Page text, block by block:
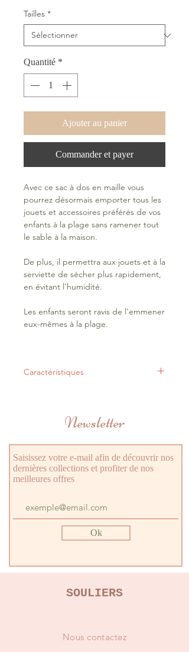
Tailles *
Quantité *
Ajouter au panier
Commander et payer
Avec ce sac à dos en maille vous
pourrez désormais emporter tous les
jouets et accessoires préférés de vos
enfants à la plage sans ramener tout
le sable à la maison.
De plus, il permettra aux jouets et à la
serviette de sécher plus rapidement,
en évitant l'humidité.
Les enfants seront ravis de l'emmener
eux-mêmes à la plage.
Caractéristiques
largeur 24 cm x profondeur 18 cm
Fermeture zippée à grande
ouverture
Maille double couche pour créer
une structure flexible de grande
capacité
Bretelles réglables et molletonées
Spacieux et fonctionnel
Pour les enfants de 3 à 10 ans
Newsletter
Saisissez votre e-mail afin de découvrir nos
dernières collections et profiter de nos
meilleures offres
Ok
SOULIERS
Nous contactez